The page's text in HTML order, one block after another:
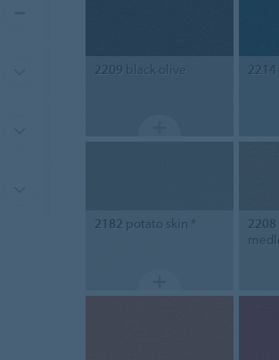
2209 black olive 2214
2182 potato skin * 2208